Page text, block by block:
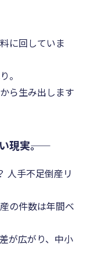
に回していま
。
ら生み出します
実――。
人手不足倒産リ
の件数は年間ベ
が広がり、中小